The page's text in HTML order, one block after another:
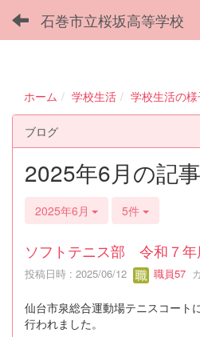
石巻市立桜坂高等学校
ホーム 学校生活 学校生活の
ブログ
2025年6月の記
2025年6月 5件
ソフトテニス部 令和７
投稿日時 : 2025/06/12 職員57
仙台市泉総合運動場テニスコート
行われました。